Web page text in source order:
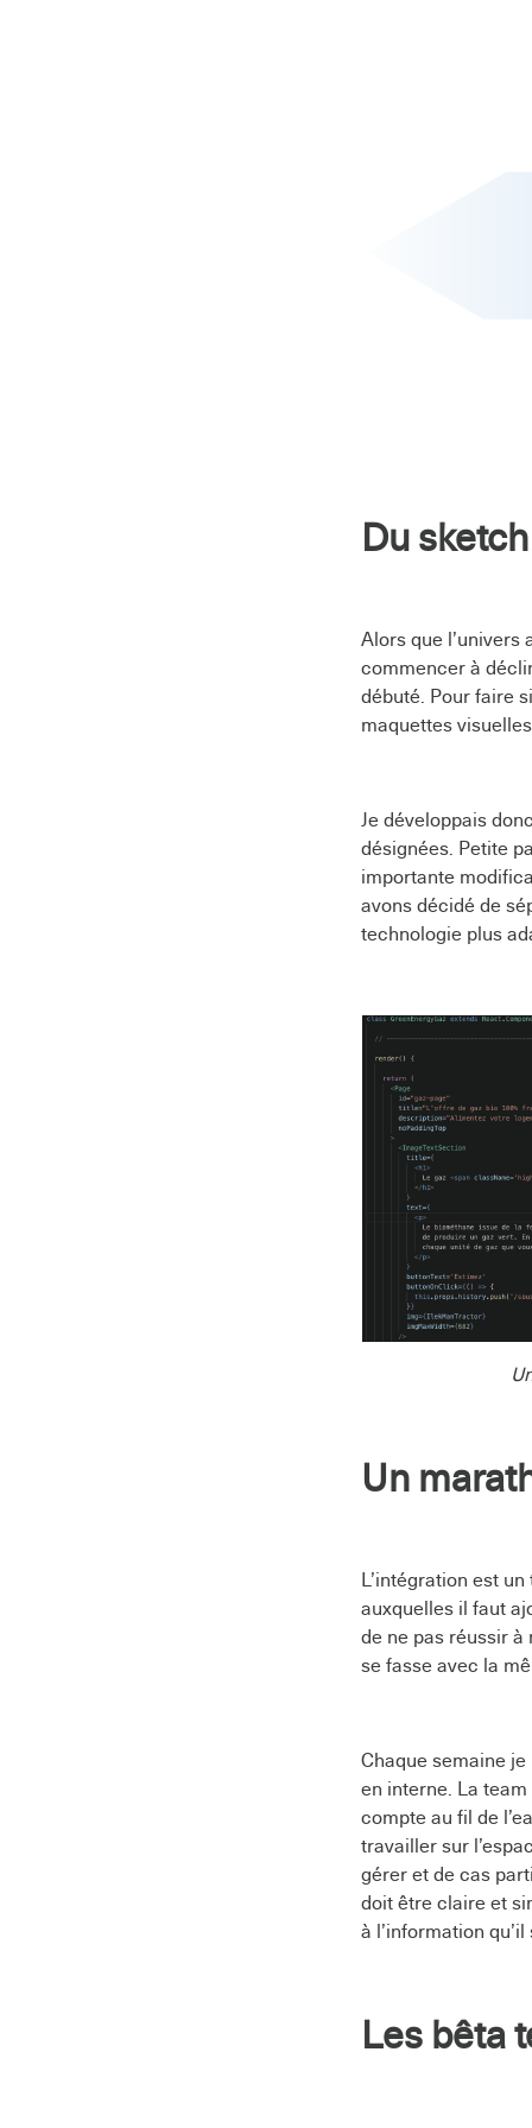
Du
Alors que l’univers
commencer à
débuté. Pour faire
maquettes
Je développais
désignées. Petite
importante
avons décidé de
technologie plus
Un
L’intégration est
auxquelles il faut
de ne pas réussir
se fasse avec la
Chaque semaine
en interne. La
compte au fil de
travailler sur
gérer et de cas
doit être claire et
à l’information
Les bêta